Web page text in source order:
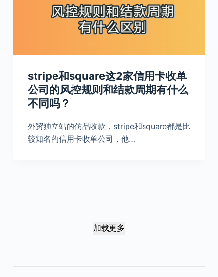
stripe和square这2家信用卡收单
公司的风控规则和结款周期有什么
不同吗？
外贸独立站的仿品收款，stripe和square都是比
较知名的信用卡收单公司，他…
加载更多